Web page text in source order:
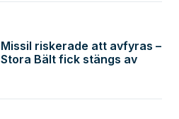
Missil riskerade att avfyras –
Stora Bält fick stängs av